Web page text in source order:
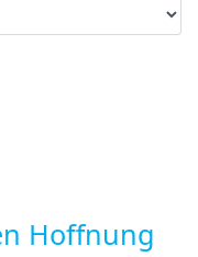
Hoffnung